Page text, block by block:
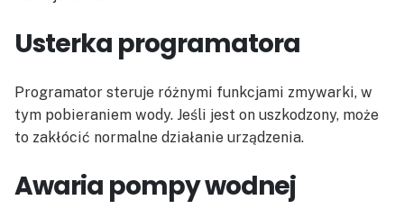
Usterka programatora
Programator steruje różnymi funkcjami zmywarki, w
tym pobieraniem wody. Jeśli jest on uszkodzony, może
to zakłócić normalne działanie urządzenia.
Awaria pompy wodnej